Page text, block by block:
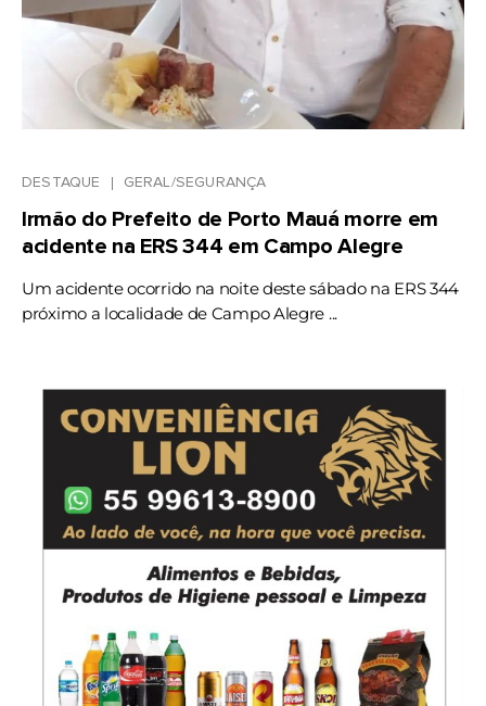
DESTAQUE GERAL/SEGURANÇA
Irmão do Prefeito de Porto Mauá morre em
acidente na ERS 344 em Campo Alegre
Um acidente ocorrido na noite deste sábado na ERS 344
próximo a localidade de Campo Alegre ...